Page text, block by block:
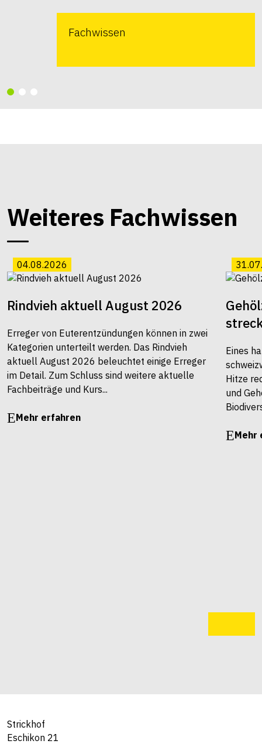
Fachwissen
Weiteres Fachwissen
04.08.2026
Rindvieh aktuell August 2026
Erreger von Euterentzündungen können in zwei
Kategorien unterteilt werden. Das Rindvieh
aktuell August 2026 beleuchtet einige Erreger
im Detail. Zum Schluss sind weitere aktuelle
Fachbeiträge und Kurs...
Mehr erfahren
Eines
Hitze
und
Mehr
Strickhof
Eschikon 21